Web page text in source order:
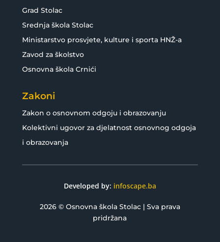
Grad Stolac
Srednja škola Stolac
Ministarstvo prosvjete, kulture i sporta HNŽ-a
Zavod za školstvo
Osnovna škola Crnići
Zakoni
Zakon o osnovnom odgoju i obrazovanju
Kolektivni ugovor za djelatnost osnovnog odgoja
i obrazovanja
2026 © Osnovna škola Stolac | Sva prava
pridržana
Developed by: infoscape.ba